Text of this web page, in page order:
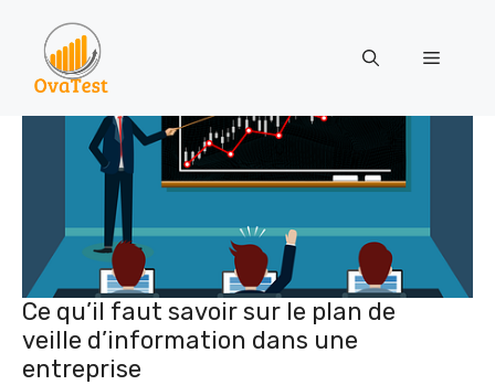
contenu
Menu
Ce qu’il faut savoir sur le plan de
veille d’information dans une
entreprise